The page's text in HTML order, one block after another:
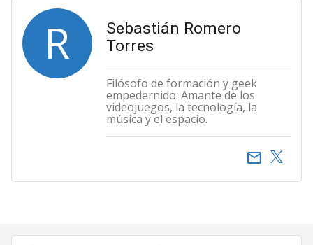
R
Sebastián Romero
Torres
Filósofo de formación y geek
empedernido. Amante de los
videojuegos, la tecnología, la
música y el espacio.
email